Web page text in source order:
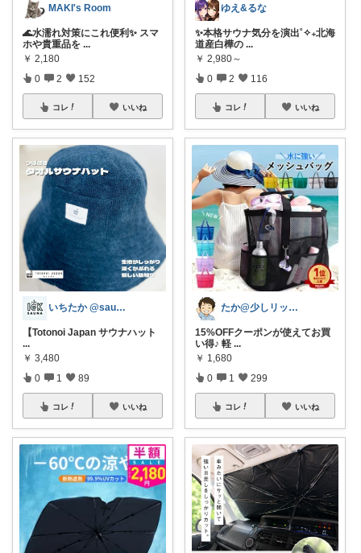
MAKI's Room
🌊水濡れ対策にこれ便利✨ スマ
ホや貴重品を ...
￥ 2,180
0 2 152
コレ いいね
いちたか @saunasuki_ictk
【Totonoi Japan サウナハット
...
￥ 3,480
0 1 89
コレ いいね
ゆえ&るな
✨本格サウナ気分を演出˚✧₊北海
道産白樺の ...
￥ 2,980～
0 2 116
コレ いいね
たか@少しリッチな生活がしたいパパ
15%OFFクーポンが使えてお買
い得♪ 軽 ...
￥ 1,680
0 1 299
コレ いいね